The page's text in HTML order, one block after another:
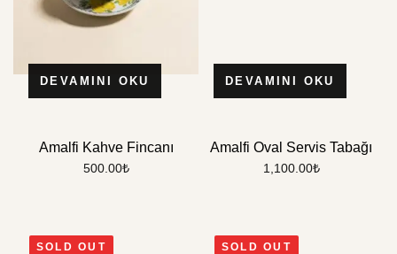
DEVAMINI OKU
Amalfi Kahve Fincanı
500.00₺
DEVAMINI OKU
Amalfi Oval Servis Tabağı
1,100.00₺
SOLD OUT SOLD OUT